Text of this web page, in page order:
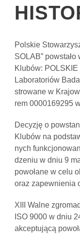
Polskie
SOLAB”
Klubów:
Laboratoriów
strowane w
rem 0000169295
Decyzję o
Klubów na
nych
dzeniu w dniu 9
powołane w celu
oraz zapewnienia
XIII Walne
ISO 9000 w dniu
akceptującą